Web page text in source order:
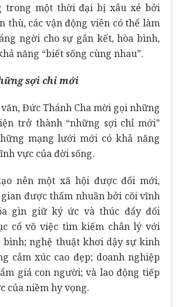
trong một thời đại bị xâu xé bởi
thù, các vận động viên có thể làm
ngời cho sự gắn kết, hòa bình,
năng “biết sống cùng nhau”.
sợi chỉ mới
Đức Thánh Cha mời gọi những
trở thành “những sợi chỉ mới”
mạng lưới mới có khả năng
vực của đời sống.
nên một xã hội được đổi mới,
được thấm nhuần bởi cõi vĩnh
gìn giữ ký ức và thúc đẩy đối
cổ võ việc tìm kiếm chân lý với
bình; nghệ thuật khơi dậy sự kinh
cảm xúc cao đẹp; doanh nghiệp
giá con người; và lao động tiếp
của niềm hy vọng.